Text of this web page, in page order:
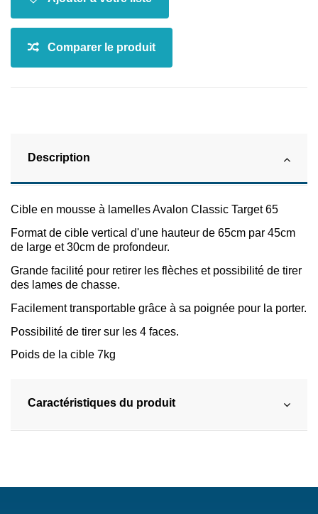
Description
Cible en mousse à lamelles Avalon Classic Target 65
Format de cible vertical d'une hauteur de 65cm par 45cm
de large et 30cm de profondeur.
Grande facilité pour retirer les flèches et possibilité de tirer
des lames de chasse.
Facilement transportable grâce à sa poignée pour la porter.
Possibilité de tirer sur les 4 faces.
Poids de la cible 7kg
Caractéristiques du produit